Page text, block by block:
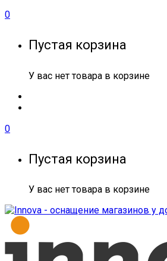
0
Пустая корзина
У вас нет товара в корзине
0
Пустая корзина
У вас нет товара в корзине